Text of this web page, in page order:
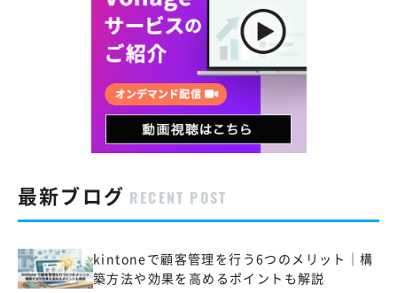
最新ブログ RECENT POST
kintoneで顧客管理を行う6つのメリット｜構
築方法や効果を高めるポイントも解説